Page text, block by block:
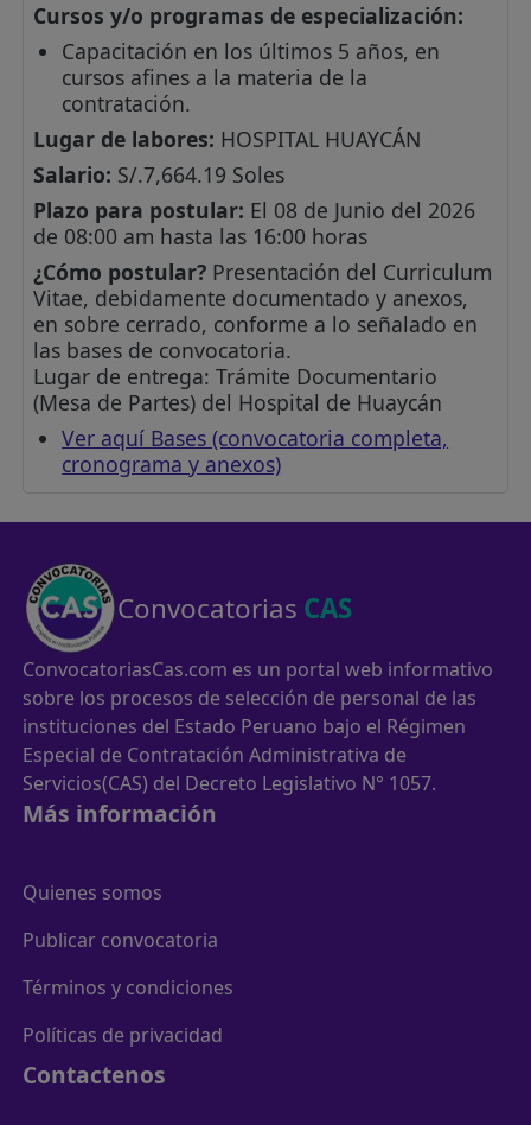
Cursos y/o programas de especialización:
Capacitación en los últimos 5 años, en
cursos afines a la materia de la
contratación.
Lugar de labores: HOSPITAL HUAYCÁN
Salario: S/.7,664.19 Soles
Plazo para postular: El 08 de Junio del 2026
de 08:00 am hasta las 16:00 horas
¿Cómo postular? Presentación del Curriculum
Vitae, debidamente documentado y anexos,
en sobre cerrado, conforme a lo señalado en
las bases de convocatoria.
Lugar de entrega: Trámite Documentario
(Mesa de Partes) del Hospital de Huaycán
Ver aquí Bases (convocatoria completa,
cronograma y anexos)
Convocatorias CAS
ConvocatoriasCas.com es un portal web informativo
sobre los procesos de selección de personal de las
instituciones del Estado Peruano bajo el Régimen
Especial de Contratación Administrativa de
Servicios(CAS) del Decreto Legislativo N° 1057.
Más información
Quienes somos
Publicar convocatoria
Términos y condiciones
Políticas de privacidad
Contactenos